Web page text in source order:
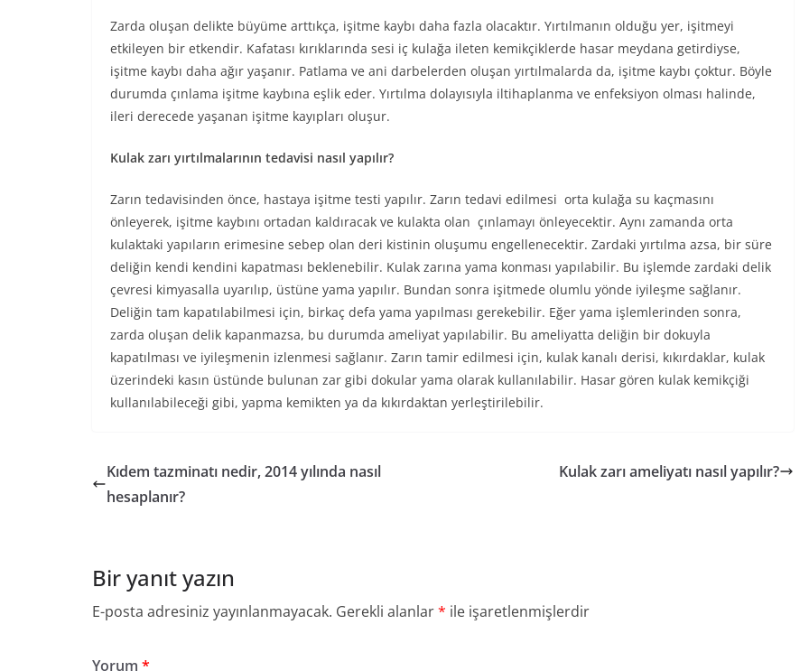
Zarda oluşan delikte büyüme arttıkça, işitme kaybı daha fazla olacaktır. Yırtılmanın olduğu yer, işitmeyi
etkileyen bir etkendir. Kafatası kırıklarında sesi iç kulağa ileten kemikçiklerde hasar meydana getirdiyse,
işitme kaybı daha ağır yaşanır. Patlama ve ani darbelerden oluşan yırtılmalarda da, işitme kaybı çoktur. Böyle
durumda çınlama işitme kaybına eşlik eder. Yırtılma dolayısıyla iltihaplanma ve enfeksiyon olması halinde,
ileri derecede yaşanan işitme kayıpları oluşur.
Kulak zarı yırtılmalarının tedavisi nasıl yapılır?
Zarın tedavisinden önce, hastaya işitme testi yapılır. Zarın tedavi edilmesi orta kulağa su kaçmasını
önleyerek, işitme kaybını ortadan kaldıracak ve kulakta olan çınlamayı önleyecektir. Aynı zamanda orta
kulaktaki yapıların erimesine sebep olan deri kistinin oluşumu engellenecektir. Zardaki yırtılma azsa, bir süre
deliğin kendi kendini kapatması beklenebilir. Kulak zarına yama konması yapılabilir. Bu işlemde zardaki delik
çevresi kimyasalla uyarılıp, üstüne yama yapılır. Bundan sonra işitmede olumlu yönde iyileşme sağlanır.
Deliğin tam kapatılabilmesi için, birkaç defa yama yapılması gerekebilir. Eğer yama işlemlerinden sonra,
zarda oluşan delik kapanmazsa, bu durumda ameliyat yapılabilir. Bu ameliyatta deliğin bir dokuyla
kapatılması ve iyileşmenin izlenmesi sağlanır. Zarın tamir edilmesi için, kulak kanalı derisi, kıkırdaklar, kulak
üzerindeki kasın üstünde bulunan zar gibi dokular yama olarak kullanılabilir. Hasar gören kulak kemikçiği
kullanılabileceği gibi, yapma kemikten ya da kıkırdaktan yerleştirilebilir.
Kıdem tazminatı nedir, 2014 yılında nasıl
hesaplanır?
Kulak zarı ameliyatı nasıl yapılır?
Bir yanıt yazın
E-posta adresiniz yayınlanmayacak. Gerekli alanlar* ile işaretlenmişlerdir
Yorum *